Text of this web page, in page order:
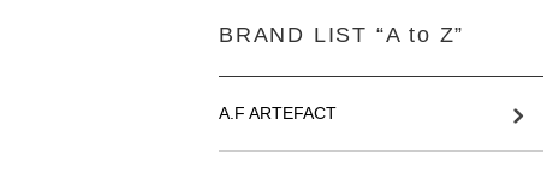
BRAND LIST “A to Z”
A.F ARTEFACT